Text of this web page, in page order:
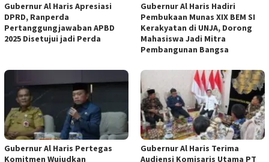
Gubernur Al Haris Apresiasi
DPRD, Ranperda
Pertanggungjawaban APBD
2025 Disetujui jadi Perda
Gubernur Al Haris Hadiri
Pembukaan Munas XIX BEM SI
Kerakyatan di UNJA, Dorong
Mahasiswa Jadi Mitra
Pembangunan Bangsa
Gubernur Al Haris Pertegas
Komitmen Wujudkan
Gubernur Al Haris Terima
Audiensi Komisaris Utama PT